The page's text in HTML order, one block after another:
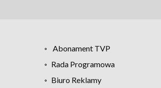
Abonament TVP
Rada Programowa
Biuro Reklamy